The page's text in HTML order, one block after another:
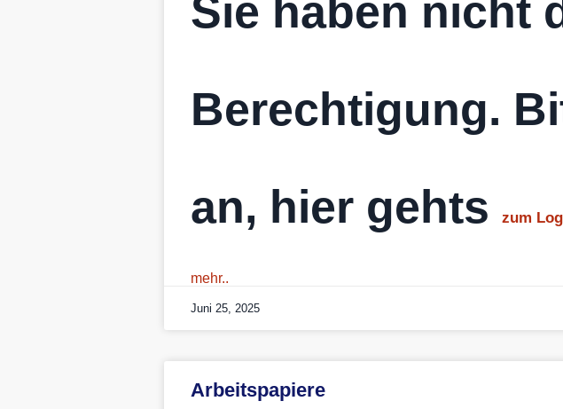
Sie haben nicht
Berechtigung.
an, hier gehts
zum
mehr..
Juni 25, 2025
Arbeitspapiere